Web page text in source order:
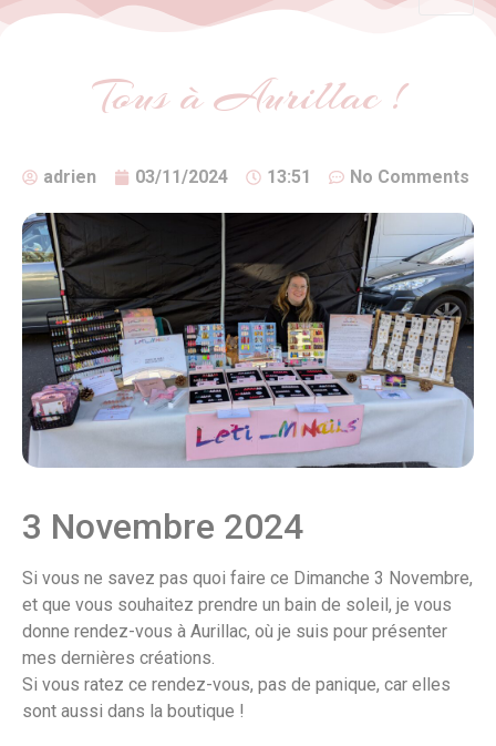
Tous à Aurillac !
adrien 03/11/2024 13:51 No Comments
3 Novembre 2024
Si vous ne savez pas quoi faire ce Dimanche 3 Novembre,
et que vous souhaitez prendre un bain de soleil, je vous
donne rendez-vous à Aurillac, où je suis pour présenter
mes dernières créations.
Si vous ratez ce rendez-vous, pas de panique, car elles
sont aussi dans la boutique !